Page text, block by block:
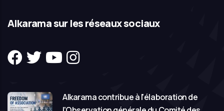
Alkarama sur les réseaux sociaux
Alkarama contribue à l'élaboration de